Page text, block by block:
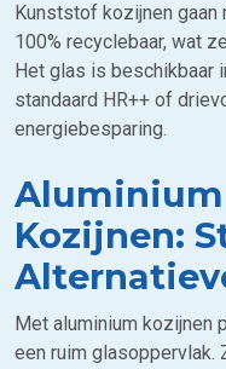
Kunststof kozijnen gaan
100% recyclebaar, wat
Het glas is beschikbaar
standaard HR++ of
energiebesparing.
Kozijnen:
Met aluminium kozijnen
een ruim glasoppervlak.